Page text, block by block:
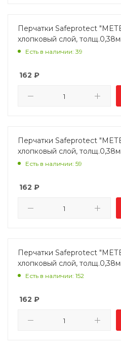
Перчатки Safeprotect
хлопковый слой,
Есть в наличии: 39
162 ₽
Перчатки Safeprotect
хлопковый слой,
Есть в наличии: 59
162 ₽
Перчатки Safeprotect
хлопковый слой,
Есть в наличии: 152
162 ₽